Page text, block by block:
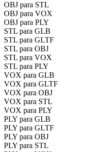
OBJ para STL
OBJ para VOX
OBJ para PLY
STL para GLB
STL para GLTF
STL para OBJ
STL para VOX
STL para PLY
VOX para GLB
VOX para GLTF
VOX para OBJ
VOX para STL
VOX para PLY
PLY para GLB
PLY para GLTF
PLY para OBJ
PLY para STL